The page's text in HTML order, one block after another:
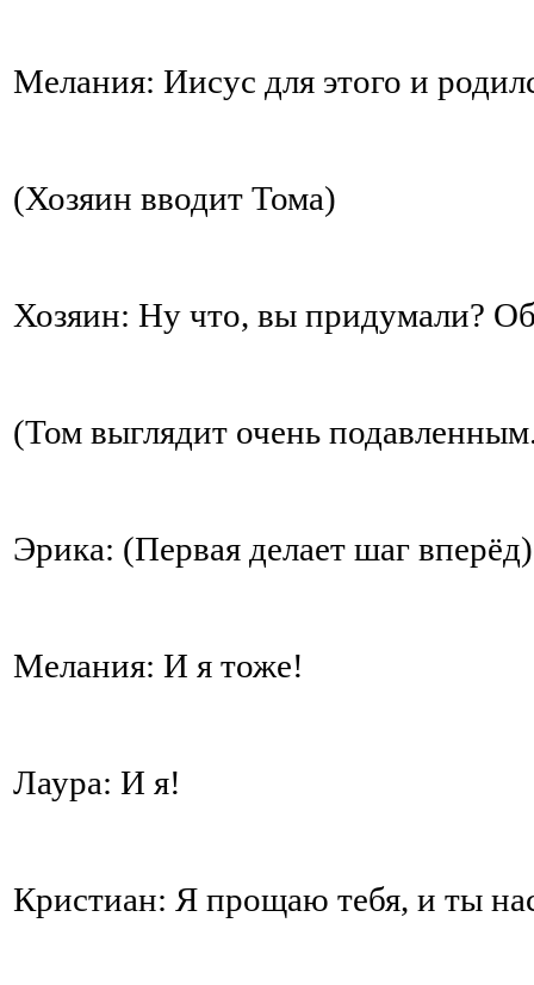
Мелания: Иисус для этого и
(Хозяин вводит Тома)
Хозяин: Ну что, вы придумали?
(Том выглядит очень
Эрика: (Первая делает шаг
Мелания: И я тоже!
Лаура: И я!
Кристиан: Я прощаю тебя, и ты